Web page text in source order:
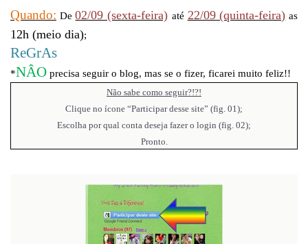
Quando: De02/09 (sexta-feira) até 22/09 (quinta-feira) as
12h (meio dia);
ReGrAs
*NÂO precisa seguir o blog, mas se o fizer, ficarei muito feliz!!
Não sabe como seguir?!?!
Clique no ícone “Participar desse site” (fig. 01);
Escolha por qual conta deseja fazer o login (fig. 02);
Pronto.